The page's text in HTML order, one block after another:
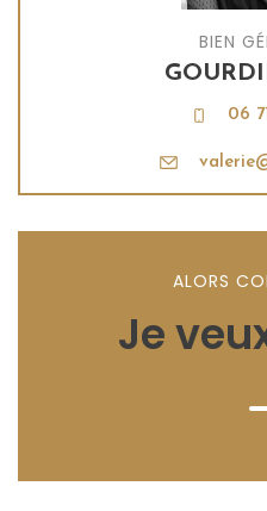
ALORS
Je
BIEN
06